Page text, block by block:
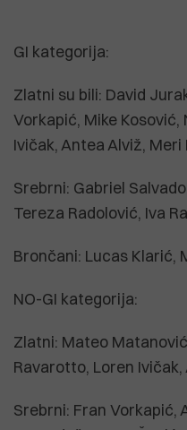
GI kategorija:
Zlatni su bili: David
Vorkapić, Mike
Ivičak, Antea Alviž, Meri
Srebrni: Gabriel
Tereza Radolović, Iva
Brončani: Lucas Klarić,
NO-GI kategorija:
Zlatni: Mateo
Ravarotto, Loren Ivičak,
Srebrni: Fran Vorkapić,